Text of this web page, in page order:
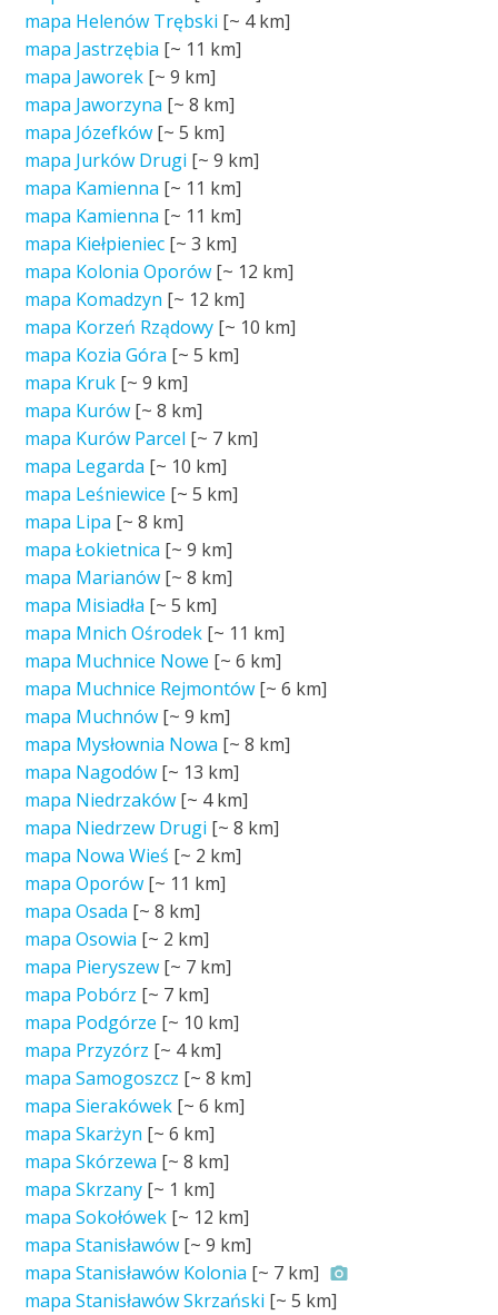
mapa Helenów Trębski [~ 4 km]
mapa Jastrzębia [~ 11 km]
mapa Jaworek [~9 km]
mapa Jaworzyna [~8 km]
mapa Józefków [~5 km]
mapa Jurków Drugi [~9 km]
mapa Kamienna [~ 11 km]
mapa Kamienna [~ 11 km]
mapa Kiełpieniec [~3 km]
mapa Kolonia Oporów [~ 12 km]
mapa Komadzyn [~ 12 km]
mapa Korzeń Rządowy [~ 10 km]
mapa Kozia Góra [~5 km]
mapa Kruk [~9 km]
mapa Kurów [~8 km]
mapa Kurów Parcel [~ 7 km]
mapa Legarda [~ 10 km]
mapa Leśniewice [~5 km]
mapa Lipa [~8 km]
mapa Łokietnica [~9 km]
mapa Marianów [~8 km]
mapa Misiadła [~5 km]
mapa Mnich Ośrodek [~ 11 km]
mapa Muchnice Nowe [~6 km]
mapa Muchnice Rejmontów [~6 km]
mapa Muchnów [~9 km]
mapa Mysłownia Nowa [~8 km]
mapa Nagodów [~ 13 km]
mapa Niedrzaków [~ 4 km]
mapa Niedrzew Drugi [~8 km]
mapa Nowa Wieś [~ 2 km]
mapa Oporów [~ 11 km]
mapa Osada [~8 km]
mapa Osowia [~ 2 km]
mapa Pieryszew [~ 7 km]
mapa Pobórz [~ 7 km]
mapa Podgórze [~ 10 km]
mapa Przyzórz [~ 4 km]
mapa Samogoszcz [~8 km]
mapa Sierakówek [~6 km]
mapa Skarżyn [~6 km]
mapa Skórzewa [~8 km]
mapa Skrzany [~ 1 km]
mapa Sokołówek [~ 12 km]
mapa Stanisławów [~9 km]
mapa Stanisławów Kolonia [~ 7 km]
mapa Stanisławów Skrzański [~5 km]